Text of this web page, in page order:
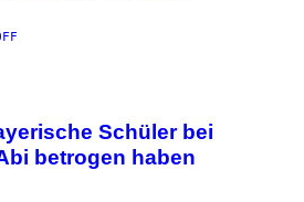
Schüler bei
betrogen haben